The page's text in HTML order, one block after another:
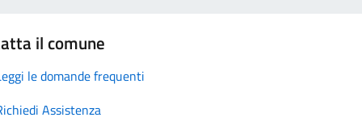
il comune
le domande frequenti
Assistenza